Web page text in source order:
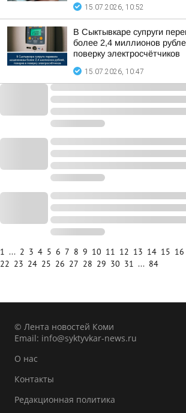
15.07.2026, 10:52
В Сыктывкаре супруги
более 2,4 миллионов
поверку электросчётчиков
15.07.2026, 10:47
1 ... 2 3 4 5 6 7 8 9 10 11 12 13 14 15 16
22 23 24 25 26 27 28 29 30 31 ... 84
© Лента новостей Коми
Email: info@syktyvkar-news.ru
О нас
Контакты
Редакционная политика